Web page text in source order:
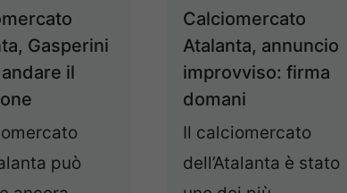
Gasperini
il
può
Calciomercato
Atalanta, annuncio
improvviso: firma
domani
Il calciomercato
dell’Atalanta è stato